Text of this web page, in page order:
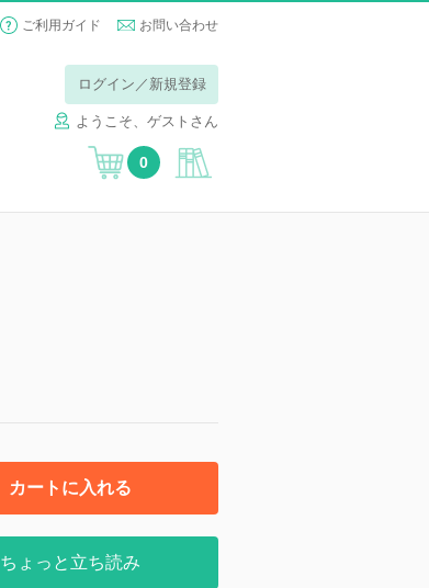
ご利用ガイド お問い合わせ
ログイン／新規登録
ようこそ、ゲストさん
0
カートに入れる
ちょっと立ち読み